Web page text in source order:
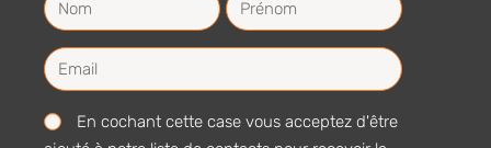
En cochant cette case vous acceptez d'être